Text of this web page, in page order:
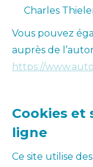
Charles
Vous pouvez
auprès de
https://
Cookies et
ligne
Ce site utilise